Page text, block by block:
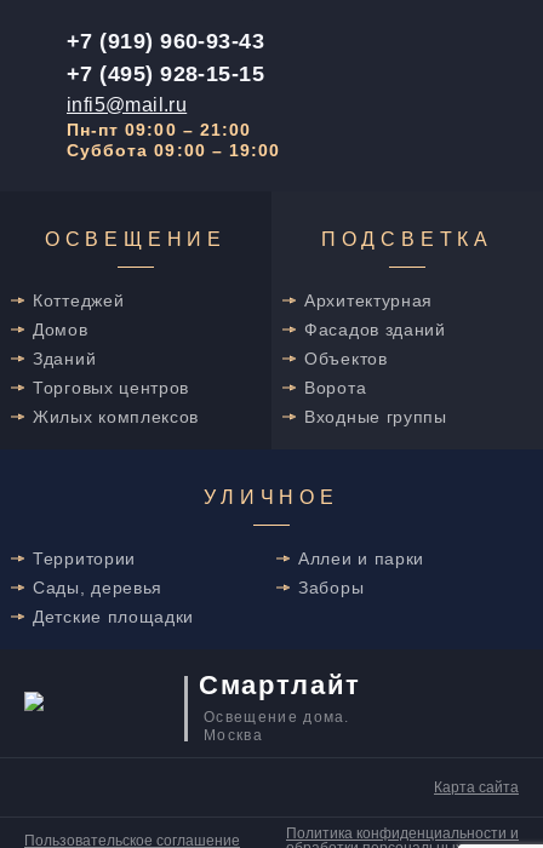
+7 (919) 960-93-43
+7 (495) 928-15-15
infi5@mail.ru
Пн-пт 09:00 – 21:00
Суббота 09:00 – 19:00
Смартлайт
Освещение дома.
Москва
Карта сайта
ОСВЕЩЕНИЕ
Коттеджей
Домов
Зданий
Торговых центров
Жилых комплексов
ПОДСВЕТКА
Архитектурная
Фасадов зданий
Объектов
Ворота
Входные группы
УЛИЧНОЕ
Территории
Аллеи и парки
Сады, деревья
Заборы
Детские площадки
Пользовательское соглашение
Политика конфиденциальности и